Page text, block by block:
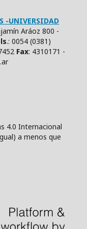
-UNIVERSIDAD
Aráoz 800 -
.: 0054 (0381)
Fax: 4310171 -
a menos que